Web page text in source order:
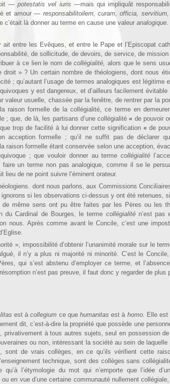
—potestatis vel iuris —mais qui impliquât
et amour — respon­sabilitoilem, curam, officia,
c’était là donner au terme en cause une valeur analogique.
ait entre les Evêques, et entre le Pape et l’Episcopat
de sollicitude, de devoirs, de service, de mission
à ce lien le nom decollégialité, alors que le sens
droit » ? Un certain nombre de théologiens, dont nous
; qu’autant l’usage de termes analogiques est légitime
y est dangereux, et d’ailleurs facilement
valeur usuelle, chassée par la fenêtre, de rentrer par la
raison formelle de la collégialité, ce terme en
; que, de là, les partisans d’une collégialité« de pouvoir
trop de facilité à lui donner cette signification«de
acception formelle ; qu’il ne suffit pas de déclarer
raison formelle étant conservée selon une acception,
; que vouloir donner au termecollégialité
un terme non pas analogique, comme il se le
lieu de ne point suivre l’éminent orateur.
dont nous parlons, aux Commissions
si les observations ci-dessus y ont été retenues,
de même sens ont pu être faites par les Pères ou les
du Cardinal de Bourges, le terme collé­gialité n’est pas
nous. Après comme avant le Concile, c’est une
», impossibilité d’obtenir l’unanimité morale sur le
il n’y a plus ni majorité ni minorité. C’est le Concile,
qui s’est abstenu d’employer ce terme, et
n’est pas preuve, il faut donc y regarder de plus
est àcollegium ce quehumanitasest à homo. Elle est
dit, c’est-à-dire la propriété que pos­sède une
privativement à tous autres sujets, seul en possession
ou non, inté­ressant la société au sein de
sont de vrais collèges, en ce qu’ils vérifient cette
technique, sont des collèges sans
l’étymologie du mot qui n’emporte que l’idée
en vue d’une certaine communauté nullement collégiale,